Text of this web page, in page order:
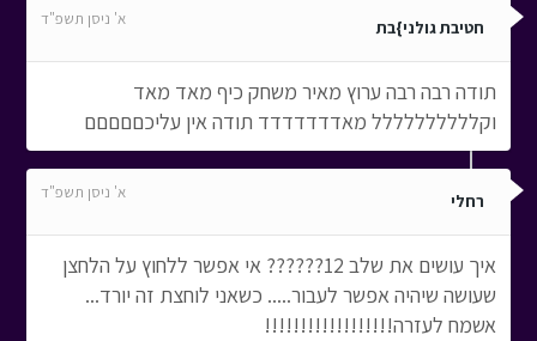
חטיבת גולני}בת א' ניסן תשפ"ד
תודה רבה רבה ערוץ מאיר משחק כיף מאד מאד
וקלללללללללל מאדדדדדדד תודה אין עליכםםםםם
רחלי א' ניסן תשפ"ד
איך עושים את שלב 12?????? אי אפשר ללחוץ על הלחצן
שעושה שיהיה אפשר לעבור..... כשאני לוחצת זה יורד...
אשמח לעזרה!!!!!!!!!!!!!!!!!!